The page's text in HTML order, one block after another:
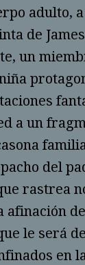
adul­to,
de
un
a un
del
rastrea
afina­ción
le será
en